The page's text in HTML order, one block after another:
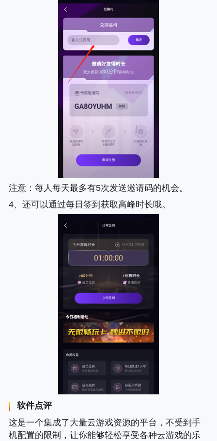
注意：每人每天最多有5次发送邀请码的机会。
4、还可以通过每日签到获取高峰时长哦。
软件点评
这是一个集成了大量云游戏资源的平台，不受到手
机配置的限制，让你能够轻松享受各种云游戏的乐